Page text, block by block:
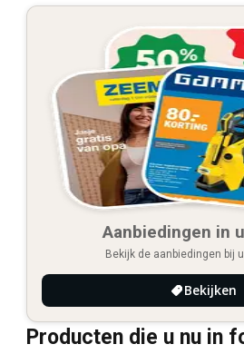
Aanbiedingen in
Bekijk de aanbiedingen bij
Bekijken
Producten die u nu in